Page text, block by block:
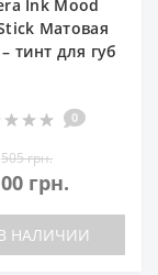
Ink Mood
Матовая
тинт для губ
0
505 грн.
грн.
НАЛИЧИИ